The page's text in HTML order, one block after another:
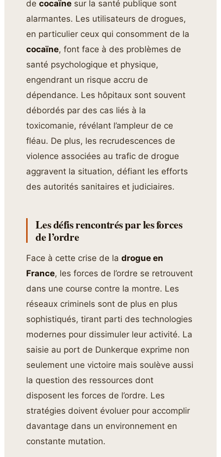
decocaïne sur la santé publique sont
alarmantes. Les utilisateurs de drogues,
en particulier ceux qui consomment de la
cocaïne, font face à des problèmes de
santé psychologique et physique,
engendrant un risque accru de
dépendance. Les hôpitaux sont souvent
débordés par des cas liés à la
toxicomanie, révélant l’ampleur de ce
fléau. De plus, les recrudescences de
violence associées au trafic de drogue
aggravent la situation, défiant les efforts
des autorités sanitaires et judiciaires.
Les défis rencontrés par les forces
de l’ordre
Face à cette crise de ladrogue en
France, les forces de l’ordre se retrouvent
dans une course contre la montre. Les
réseaux criminels sont de plus en plus
sophistiqués, tirant parti des technologies
modernes pour dissimuler leur activité. La
saisie au port de Dunkerque exprime non
seulement une victoire mais soulève aussi
la question des ressources dont
disposent les forces de l’ordre. Les
stratégies doivent évoluer pour accomplir
davantage dans un environnement en
constante mutation.